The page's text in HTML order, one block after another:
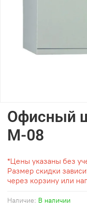
Наличие: В наличии
Офисный
M-08
*Цены указаны без
Размер скидки
через корзину или